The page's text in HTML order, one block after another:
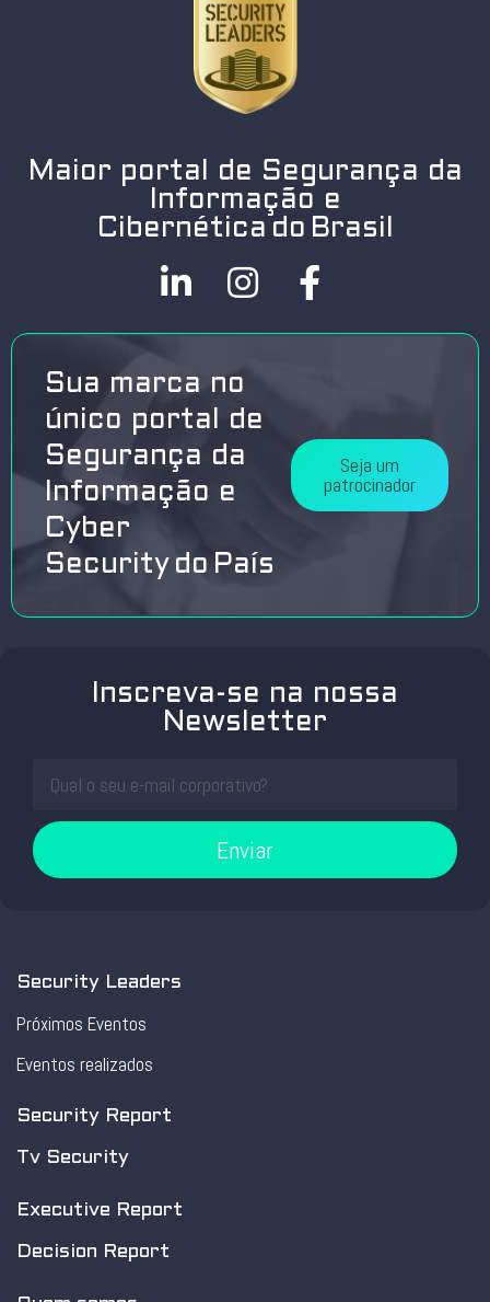
Maior portal de Segurança da
Informação e
Cibernética do Brasil
Sua marca no
único portal de
Segurança da
Informação e
Cyber
Security do País
Seja um
patrocinador
Inscreva-se na nossa
Newsletter
Enviar
Security Leaders
Próximos Eventos
Eventos realizados
Security Report
Tv Security
Executive Report
Decision Report